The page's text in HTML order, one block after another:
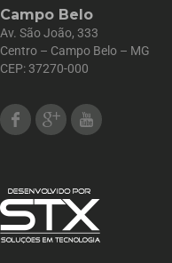
Campo Belo
Av. São João, 333
Centro – Campo Belo – MG
CEP: 37270-000
FacebookGoogle Plus